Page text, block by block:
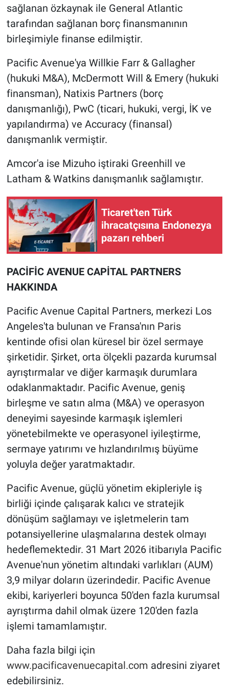
sağlanan özkaynak ile General Atlantic
tarafından sağlanan borç finansmanının
birleşimiyle finanse edilmiştir.
Pacific Avenue'ya Willkie Farr & Gallagher
(hukuki M&A), McDermott Will & Emery (hukuki
finansman), Natixis Partners (borç
danışmanlığı), PwC (ticari, hukuki, vergi, İK ve
yapılandırma) ve Accuracy (finansal)
danışmanlık vermiştir.
Amcor'a ise Mizuho iştiraki Greenhill ve
Latham & Watkins danışmanlık sağlamıştır.
Ticaret'ten Türk
ihracatçısına Endonezya
pazarı rehberi
PACİFİC AVENUE CAPİTAL PARTNERS
HAKKINDA
Pacific Avenue Capital Partners, merkezi Los
Angeles'ta bulunan ve Fransa'nın Paris
kentinde ofisi olan küresel bir özel sermaye
şirketidir. Şirket, orta ölçekli pazarda kurumsal
ayrıştırmalar ve diğer karmaşık durumlara
odaklanmaktadır. Pacific Avenue, geniş
birleşme ve satın alma (M&A) ve operasyon
deneyimi sayesinde karmaşık işlemleri
yönetebilmekte ve operasyonel iyileştirme,
sermaye yatırımı ve hızlandırılmış büyüme
yoluyla değer yaratmaktadır.
Pacific Avenue, güçlü yönetim ekipleriyle iş
birliği içinde çalışarak kalıcı ve stratejik
dönüşüm sağlamayı ve işletmelerin tam
potansiyellerine ulaşmalarına destek olmayı
hedeflemektedir. 31 Mart 2026 itibarıyla Pacific
Avenue'nun yönetim altındaki varlıkları (AUM)
3,9 milyar doların üzerindedir. Pacific Avenue
ekibi, kariyerleri boyunca 50'den fazla kurumsal
ayrıştırma dahil olmak üzere 120'den fazla
işlemi tamamlamıştır.
Daha fazla bilgi için
www.pacificavenuecapital.com adresini ziyaret
edebilirsiniz.